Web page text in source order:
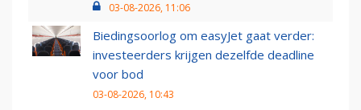
03-08-2026, 11:06
Biedingsoorlog om easyJet gaat verder:
investeerders krijgen dezelfde deadline
voor bod
03-08-2026, 10:43